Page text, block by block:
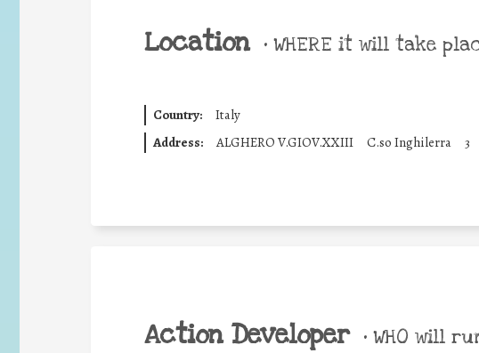
Location • WHERE it will take
Country:
Italy
Address:
ALGHERO V.GIOV.XXIII C.so Inghilerra 3
Action Developer • WHO will